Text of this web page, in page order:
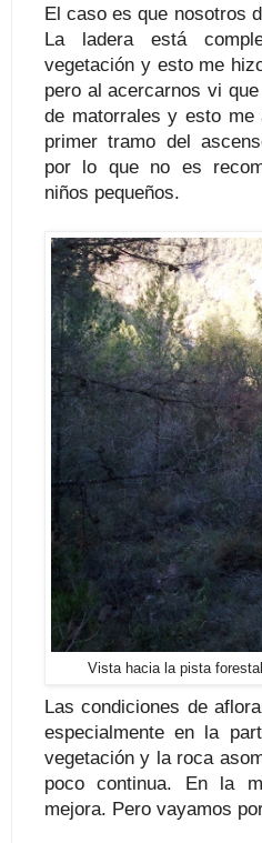
El caso es que nosotros
La ladera está
vegetación y esto me
pero al acercarnos vi
de matorrales y esto me
primer tramo del
por lo que no es
niños pequeños.
Vista hacia la pista
Las condiciones de
especialmente en la
vegetación y la roca
poco continua. En la
mejora. Pero vayamos